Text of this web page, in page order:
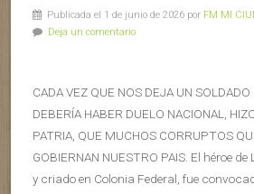
Publicada el 1 de junio de 2026 por FM MI
Deja un comentario
CADA VEZ QUE NOS DEJA UN SOLDADO
DEBERÍA HABER DUELO NACIONAL,
PATRIA, QUE MUCHOS CORRUPTOS
GOBIERNAN NUESTRO PAIS. El héroe
y criado en Colonia Federal, fue